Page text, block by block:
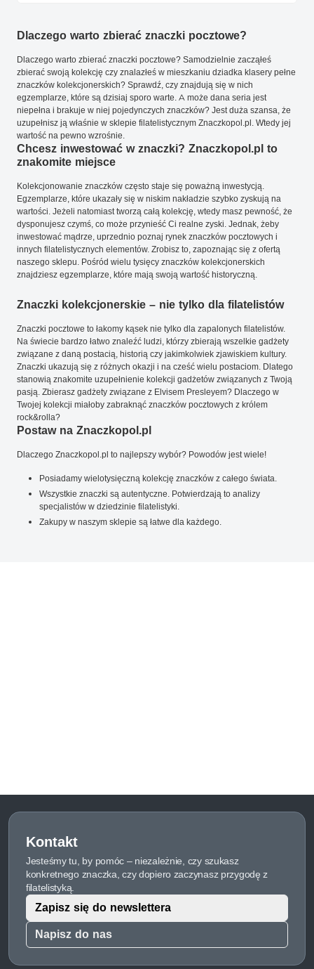
Dlaczego warto zbierać znaczki pocztowe?
Dlaczego warto zbierać znaczki pocztowe? Samodzielnie zacząłeś
zbierać swoją kolekcję czy znalazłeś w mieszkaniu dziadka klasery pełne
znaczków kolekcjonerskich? Sprawdź, czy znajdują się w nich
egzemplarze, które są dzisiaj sporo warte. A może dana seria jest
niepełna i brakuje w niej pojedynczych znaczków? Jest duża szansa, że
uzupełnisz ją właśnie w sklepie filatelistycznym Znaczkopol.pl. Wtedy jej
wartość na pewno wzrośnie.
Chcesz inwestować w znaczki? Znaczkopol.pl to
znakomite miejsce
Kolekcjonowanie znaczków często staje się poważną inwestycją.
Egzemplarze, które ukazały się w niskim nakładzie szybko zyskują na
wartości. Jeżeli natomiast tworzą całą kolekcję, wtedy masz pewność, że
dysponujesz czymś, co może przynieść Ci realne zyski. Jednak, żeby
inwestować mądrze, uprzednio poznaj rynek znaczków pocztowych i
innych filatelistycznych elementów. Zrobisz to, zapoznając się z ofertą
naszego sklepu. Pośród wielu tysięcy znaczków kolekcjonerskich
znajdziesz egzemplarze, które mają swoją wartość historyczną.
Znaczki kolekcjonerskie – nie tylko dla filatelistów
Znaczki pocztowe to łakomy kąsek nie tylko dla zapalonych filatelistów.
Na świecie bardzo łatwo znaleźć ludzi, którzy zbierają wszelkie gadżety
związane z daną postacią, historią czy jakimkolwiek zjawiskiem kultury.
Znaczki ukazują się z różnych okazji i na cześć wielu postaciom. Dlatego
stanowią znakomite uzupełnienie kolekcji gadżetów związanych z Twoją
pasją. Zbierasz gadżety związane z Elvisem Presleyem? Dlaczego w
Twojej kolekcji miałoby zabraknąć znaczków pocztowych z królem
rock&rolla?
Postaw na Znaczkopol.pl
Dlaczego Znaczkopol.pl to najlepszy wybór? Powodów jest wiele!
Posiadamy wielotysięczną kolekcję znaczków z całego świata.
Wszystkie znaczki są autentyczne. Potwierdzają to analizy
specjalistów w dziedzinie filatelistyki.
Zakupy w naszym sklepie są łatwe dla każdego.
Kontakt
Jesteśmy tu, by pomóc – niezależnie, czy szukasz
konkretnego znaczka, czy dopiero zaczynasz przygodę z
filatelistyką.
Napisz do nas
Zapisz się do newslettera